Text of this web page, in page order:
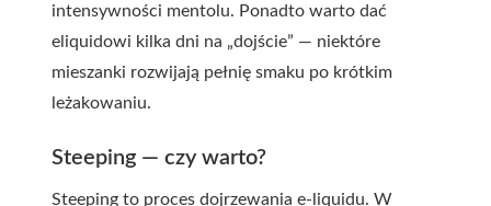
intensywności mentolu. Ponadto warto dać
eliquidowi kilka dni na „dojście” — niektóre
mieszanki rozwijają pełnię smaku po krótkim
leżakowaniu.
Steeping — czy warto?
Steeping to proces dojrzewania e-liquidu. W